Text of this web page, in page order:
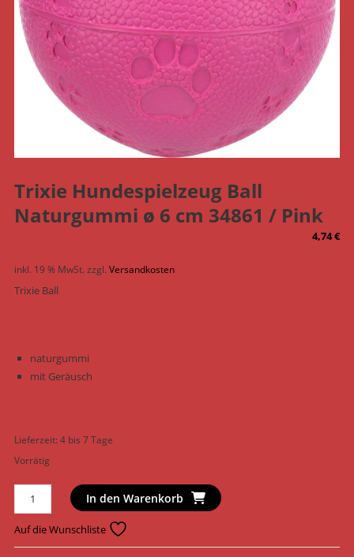
Trixie Hundespielzeug Ball
Naturgummi ø 6 cm 34861 / Pink
4,74€
inkl. 19 % MwSt. zzgl. Versandkosten
Trixie Ball
naturgummi
mit Geräusch
Lieferzeit:4 bis 7 Tage
Vorrätig
Trixie
Hundespielzeug
Ball
Naturgummi
In den Warenkorb
Auf die Wunschliste